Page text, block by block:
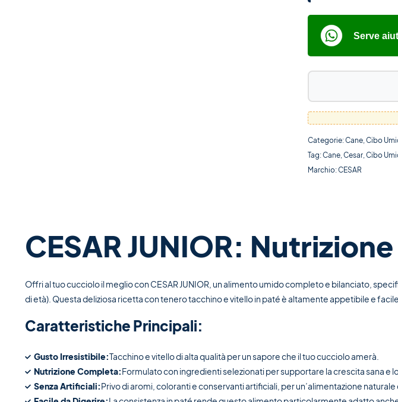
Serve
Categorie:Cane,Cibo
Tag:Cane,Cesar,Cibo
Marchio:CESAR
CESAR JUNIOR:
Offri al tuo cucciolo il meglio con CESAR JUNIOR, un alimento umido completo e bilanciato,
di età). Questa deliziosa ricetta con tenero tacchino e vitello in paté è altamente appetibile e
Caratteristiche Principali:
Gusto Irresistibile:Tacchino e vitello di alta qualità per un sapore che il tuo cucciolo amerà.
Nutrizione Completa:Formulato con ingredienti selezionati per supportare la crescita sana e
Senza Artificiali:Privo di aromi, coloranti e conservanti artificiali, per un’alimentazione naturale